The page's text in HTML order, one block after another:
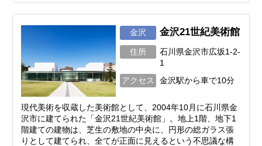
金沢 金沢21世紀美術館
住所
石川県金沢市広坂1-2-
1
アクセス
金沢駅から車で10分
現代美術を収蔵した美術館として、2004年10月に石川県金
沢市に建てられた「金沢21世紀美術館」。地上1階、地下1
階建ての建物は、芝生の敷地の中央に、円形の総ガラス張
りとして建てられ、全てが正面に見えるという不思議な構